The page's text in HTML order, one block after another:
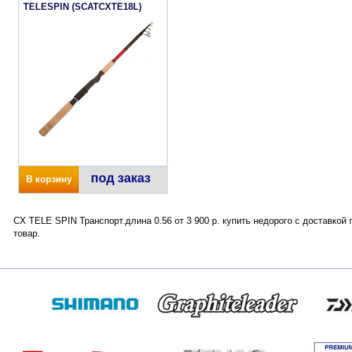
TELESPIN (SCATCXTE18L)
В корзину под заказ
CX TELE SPIN Транспорт.длина 0.56 от 3 900 р. купить недорого с
товар.